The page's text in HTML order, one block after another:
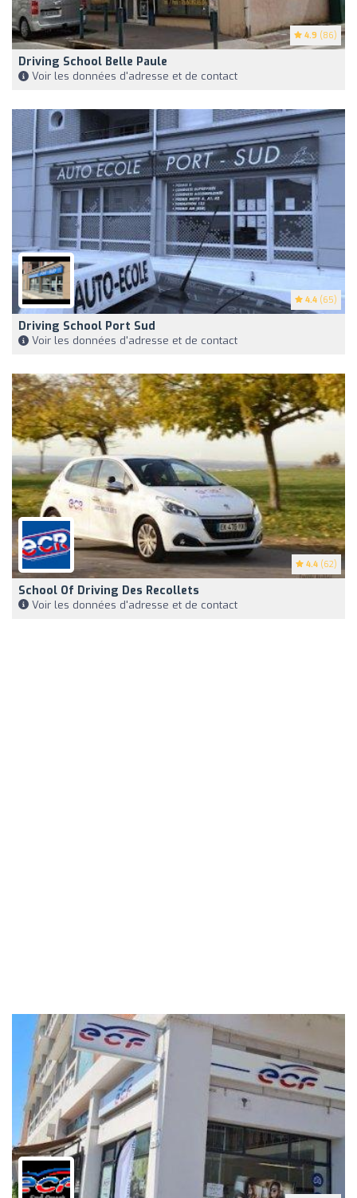
4.9 (86)
Driving School Belle Paule
Voir les données d'adresse et de contact
4.4 (65)
Driving School Port Sud
Voir les données d'adresse et de contact
4.4 (62)
School Of Driving Des Recollets
Voir les données d'adresse et de contact